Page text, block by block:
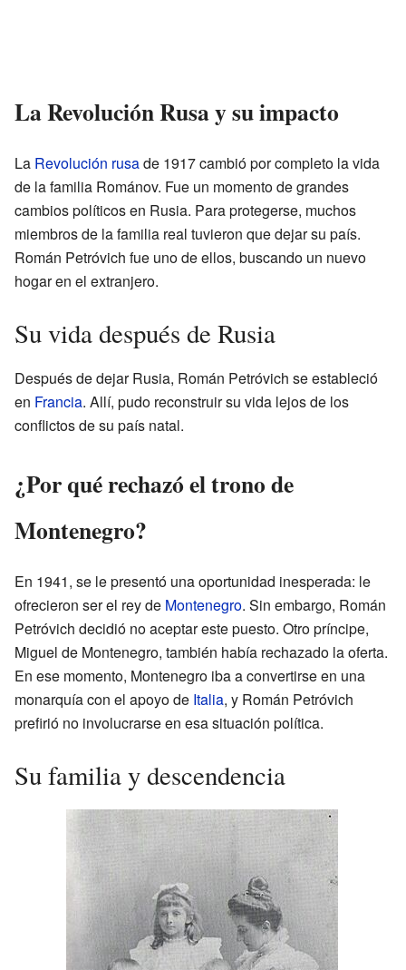
La Revolución Rusa y su impacto
La Revolución rusade 1917 cambió por completo la vida
de la familia Románov. Fue un momento de grandes
cambios políticos en Rusia. Para protegerse, muchos
miembros de la familia real tuvieron que dejar su país.
Román Petróvich fue uno de ellos, buscando un nuevo
hogar en el extranjero.
Su vida después de Rusia
Después de dejar Rusia, Román Petróvich se estableció
en Francia. Allí, pudo reconstruir su vida lejos de los
conflictos de su país natal.
¿Por qué rechazó el trono de
Montenegro?
En 1941, se le presentó una oportunidad inesperada: le
ofrecieron ser el rey de Montenegro. Sin embargo, Román
Petróvich decidió no aceptar este puesto. Otro príncipe,
Miguel de Montenegro, también había rechazado la oferta.
En ese momento, Montenegro iba a convertirse en una
monarquía con el apoyo de Italia, y Román Petróvich
prefirió no involucrarse en esa situación política.
Su familia y descendencia